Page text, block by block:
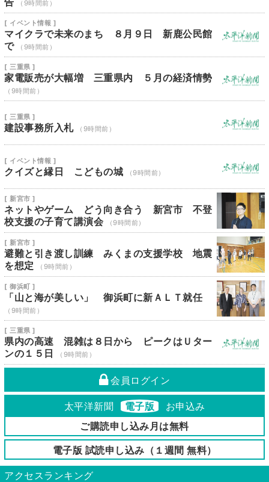
（9時間前）
[ イベント情報 ]
マイクラで未来のまち ８月９日 新鹿公民館
で
（9時間前）
[ 三重県 ]
家電販売が大幅増 三重県内 ５月の経済情勢
（9時間前）
[ 三重県 ]
建設事務所入札 （9時間前）
[ イベント情報 ]
クイズと縁日 こどもの城 （9時間前）
[ 新宮市 ]
ネットやゲーム どう向き合う 新宮市 不登
校支援の子育て講演会
（9時間前）
[ 新宮市 ]
避難と引き渡し訓練 みくまの支援学校 地震
を想定
（9時間前）
[ 御浜町 ]
「山と海が美しい」 御浜町に新ＡＬＴ就任
（9時間前）
[ 三重県 ]
県内の高速 混雑は８日から ピークはＵター
ンの１５日
（9時間前）
会員ログイン
太平洋新聞 電子版
お申込み
ご購読申し込み月は無料
電子版 試読申し込み（１週間 無料）
アクセスランキング